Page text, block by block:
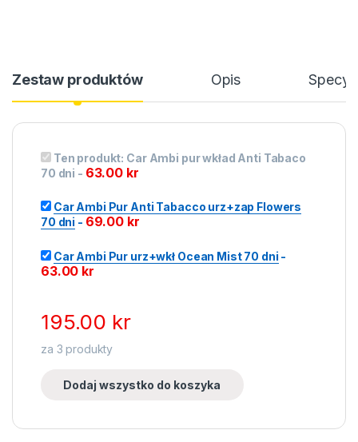
Zestaw produktów Opis
Ten produkt: Car Ambi pur wkład Anti Tabaco
70 dni - 63.00 kr
Car Ambi Pur Anti Tabacco urz+zap Flowers
70 dni - 69.00 kr
Car Ambi Pur urz+wkł Ocean Mist 70 dni -
63.00 kr
195.00 kr
za 3 produkty
Dodaj wszystko do koszyka